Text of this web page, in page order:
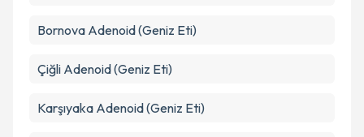
Bornova Adenoid (Geniz Eti)
Çiğli Adenoid (Geniz Eti)
Karşıyaka Adenoid (Geniz Eti)